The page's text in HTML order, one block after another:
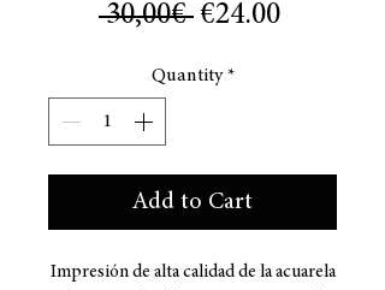
30,00€ Regular
€24.00Sale
Quantity *
Add to Cart
Impresión de alta calidad de la acuarela